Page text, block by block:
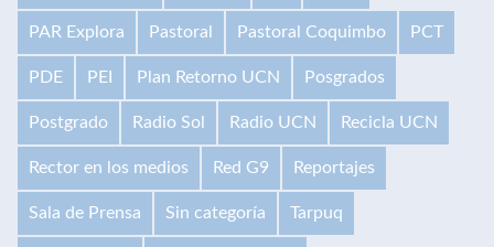
PAR Explora Pastoral Pastoral Coquimbo PCT
PDE PEI Plan Retorno UCN Posgrados
Postgrado Radio Sol Radio UCN Recicla UCN
Rector en los medios Red G9 Reportajes
Sala de Prensa Sin categoría Tarpuq